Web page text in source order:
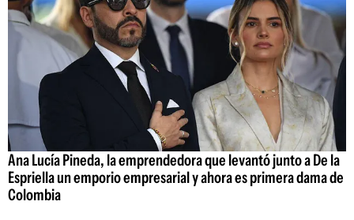
Ana Lucía Pineda, la emprendedora que levantó junto a De la
Espriella un emporio empresarial y ahora es primera dama de
Colombia